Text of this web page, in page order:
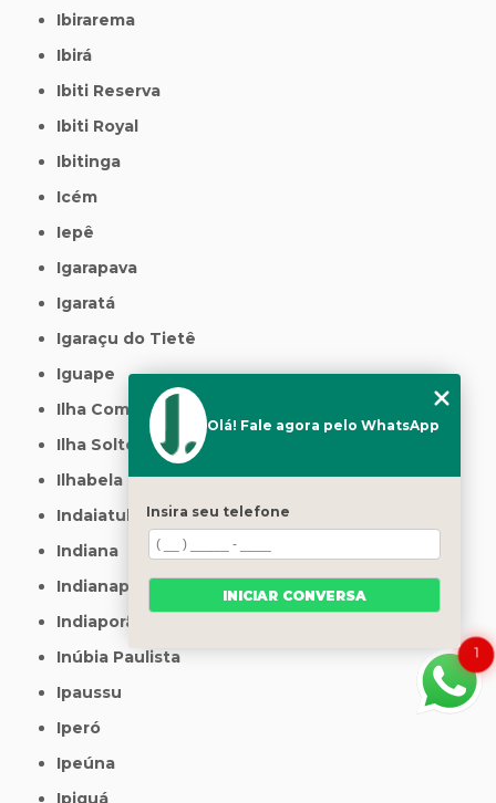
Ibirarema
Ibirá
Ibiti Reserva
Ibiti Royal
Ibitinga
Icém
Iepê
Igarapava
Igaratá
Igaraçu do Tietê
Iguape
Ilha Comprida
Ilha Solteira
Ilhabela
Indaiatuba
Indiana
Indianapolis
Indiaporã
Inúbia Paulista
Ipaussu
Iperó
Ipeúna
Ipiguá
1
Olá! Fale agora pelo WhatsApp
Insira seu telefone
INICIAR CONVERSA